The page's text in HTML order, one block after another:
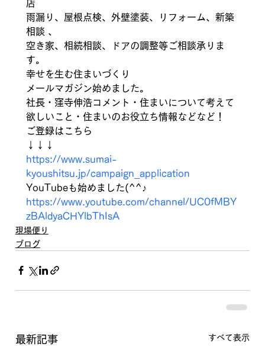
店
雨漏り、屋根点検、外壁塗装、リフォーム、新築
相談 、
空き家、相続相談、ドアの調整等ご相談承りま
す。
幸せを生む住まいづくり
メールマガジン始めました。
社長・窪寺伸浩コメント・住まいについて考えて
欲しいこと・住まいのお役立ち情報などなど！
ご登録はこちら
↓↓↓
https://www.sumai-
kyoushitsu.jp/campaign_application
YouTubeも始めました(^^♪
https://www.youtube.com/channel/UC0fMBY
zBAldyaCHYlbThIsA
現場便り
ブログ
最新記事 すべて表示